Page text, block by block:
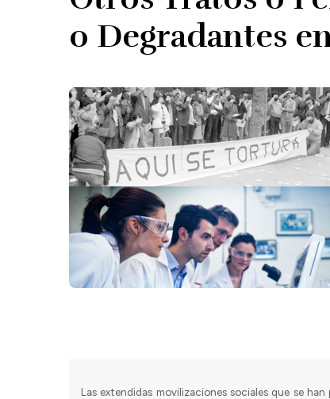
o Degradantes
Las extendidas movilizaciones sociales que se